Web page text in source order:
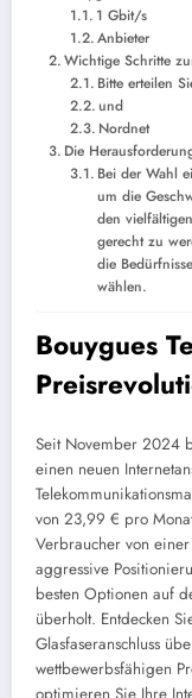
1 Gbit/s
Anbieter
Wichtige Schritte
Bitte erteilen
und
Nordnet
Die
Bei der Wahl
um die
den
gerecht zu
die
wählen.
Bouygues
Seit November 2024
einen neuen
von 23,99 € pro
Verbraucher von
aggressive
besten Optionen auf
überholt. Entdecken
Glasfaseranschluss
wettbewerbsfähigen